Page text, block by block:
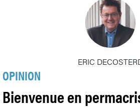
ERIC
OPINION
Bienvenue en